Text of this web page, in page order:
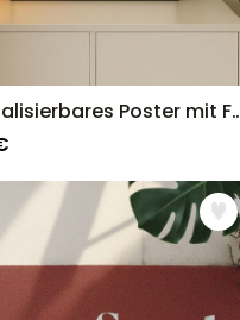
Personalisierbares